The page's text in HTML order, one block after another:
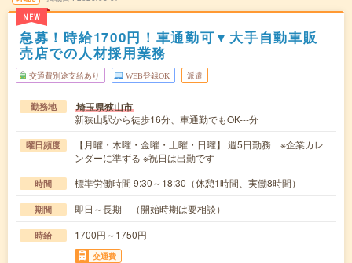
NEW
急募！時給1700円！車通勤可▼大手自動車販
売店での人材採用業務
交通費別途支給あり WEB登録OK 派遣
勤務地 埼玉県狭山市
新狭山駅から徒歩16分、車通勤でもOK---分
曜日頻度
【月曜・木曜・金曜・土曜・日曜】 週5日勤務 ※企業カレ
ンダーに準ずる ※祝日は出勤です
時間 標準労働時間 9:30～18:30（休憩1時間、実働8時間）
期間 即日～長期 （開始時期は要相談）
時給 1700円～1750円
交通費